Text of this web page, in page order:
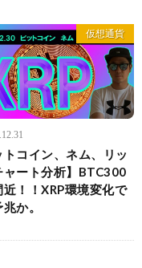
仮想通貨
トコイン、ネム、リッ
ャート分析】BTC300
近！！XRP環境変化で
か。